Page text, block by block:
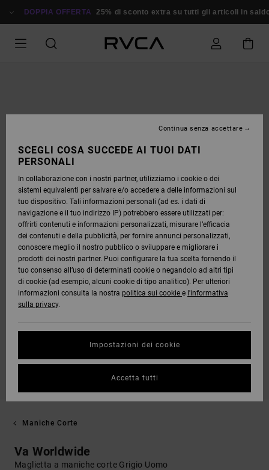
ALLE
DOPPIA OFFERTA 25% di sconto extra su tutti gli articoli in
Maniche Corte
Va Worldwide
Maglietta a maniche corte Grigio Uomo
SCEGLI COSA SUCCEDE AI TUOI DATI
PERSONALI
In collaborazione con i nostri partner, utilizziamo i cookie o dei
sistemi equivalenti per salvare e/o accedere a delle informazioni sul
tuo dispositivo. Tali informazioni personali (ad es. i dati di
navigazione e il tuo indirizzo IP) potrebbero essere utilizzati per:
offrirti contenuti e informazioni personalizzati, misurare l’efficacia
dei contenuti e della pubblicità, per fornire annunci personalizzati,
conoscere meglio il nostro pubblico o sviluppare e migliorare i
prodotti dei nostri partner. Puoi configurare la tua scelta fornendo il
tuo consenso all’uso di determinati cookie o negandolo ad altri tipi
di cookie (ad esempio, alcuni cookie di tipo analitico). Per ulteriori
informazioni consulta la nostra politica sui cookie e l'informativa
sulla privacy.
Impostazioni dei cookie
Continua senza accettare
Accetta tutti